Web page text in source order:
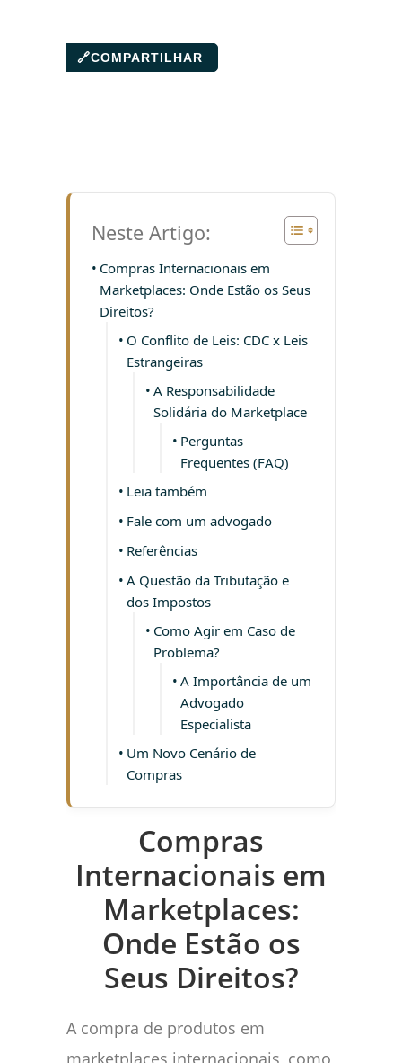
🔗COMPARTILHAR
Neste Artigo:
Compras Internacionais em
Marketplaces: Onde Estão os Seus
Direitos?
O Conflito de Leis: CDC x Leis
Estrangeiras
A Responsabilidade
Solidária do Marketplace
Perguntas
Frequentes (FAQ)
Leia também
Fale com um advogado
Referências
A Questão da Tributação e
dos Impostos
Como Agir em Caso de
Problema?
A Importância de um
Advogado
Especialista
Um Novo Cenário de
Compras
Compras
Internacionais em
Marketplaces:
Onde Estão os
Seus Direitos?
A compra de produtos em
marketplaces internacionais, como